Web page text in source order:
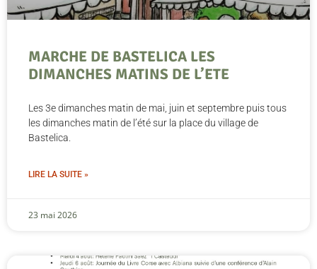
MARCHE DE BASTELICA LES
DIMANCHES MATINS DE L’ETE
Les 3e dimanches matin de mai, juin et septembre puis tous
les dimanches matin de l’été sur la place du village de
Bastelica.
LIRE LA SUITE »
23 mai 2026